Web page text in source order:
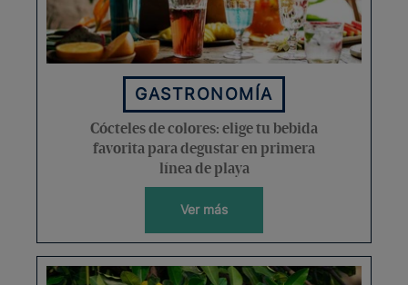
GASTRONOMÍA
Cócteles de colores: elige tu bebida
favorita para degustar en primera
línea de playa
Ver más